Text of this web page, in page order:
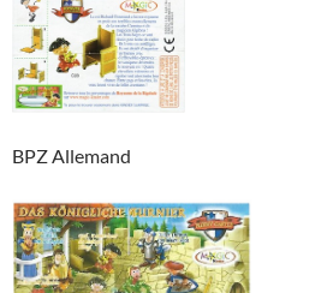
BPZ Allemand